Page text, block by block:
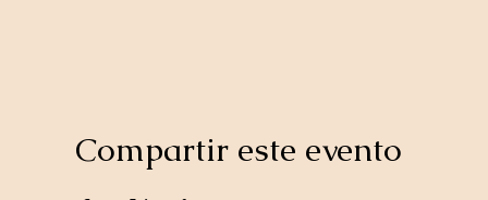
Compartir este evento